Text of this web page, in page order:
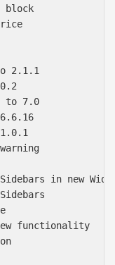
block
2.1.1
to 7.0
in new
functionality